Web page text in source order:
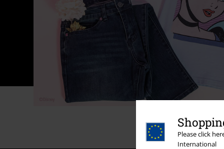
Please click
International